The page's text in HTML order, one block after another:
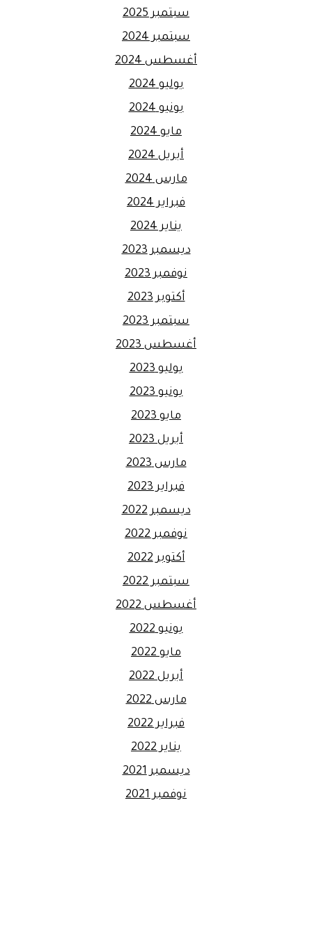
سبتمبر 2025
سبتمبر 2024
أغسطس 2024
يوليو 2024
يونيو 2024
مايو 2024
أبريل 2024
مارس 2024
فبراير 2024
يناير 2024
ديسمبر 2023
نوفمبر 2023
أكتوبر 2023
سبتمبر 2023
أغسطس 2023
يوليو 2023
يونيو 2023
مايو 2023
أبريل 2023
مارس 2023
فبراير 2023
ديسمبر 2022
نوفمبر 2022
أكتوبر 2022
سبتمبر 2022
أغسطس 2022
يونيو 2022
مايو 2022
أبريل 2022
مارس 2022
فبراير 2022
يناير 2022
ديسمبر 2021
نوفمبر 2021